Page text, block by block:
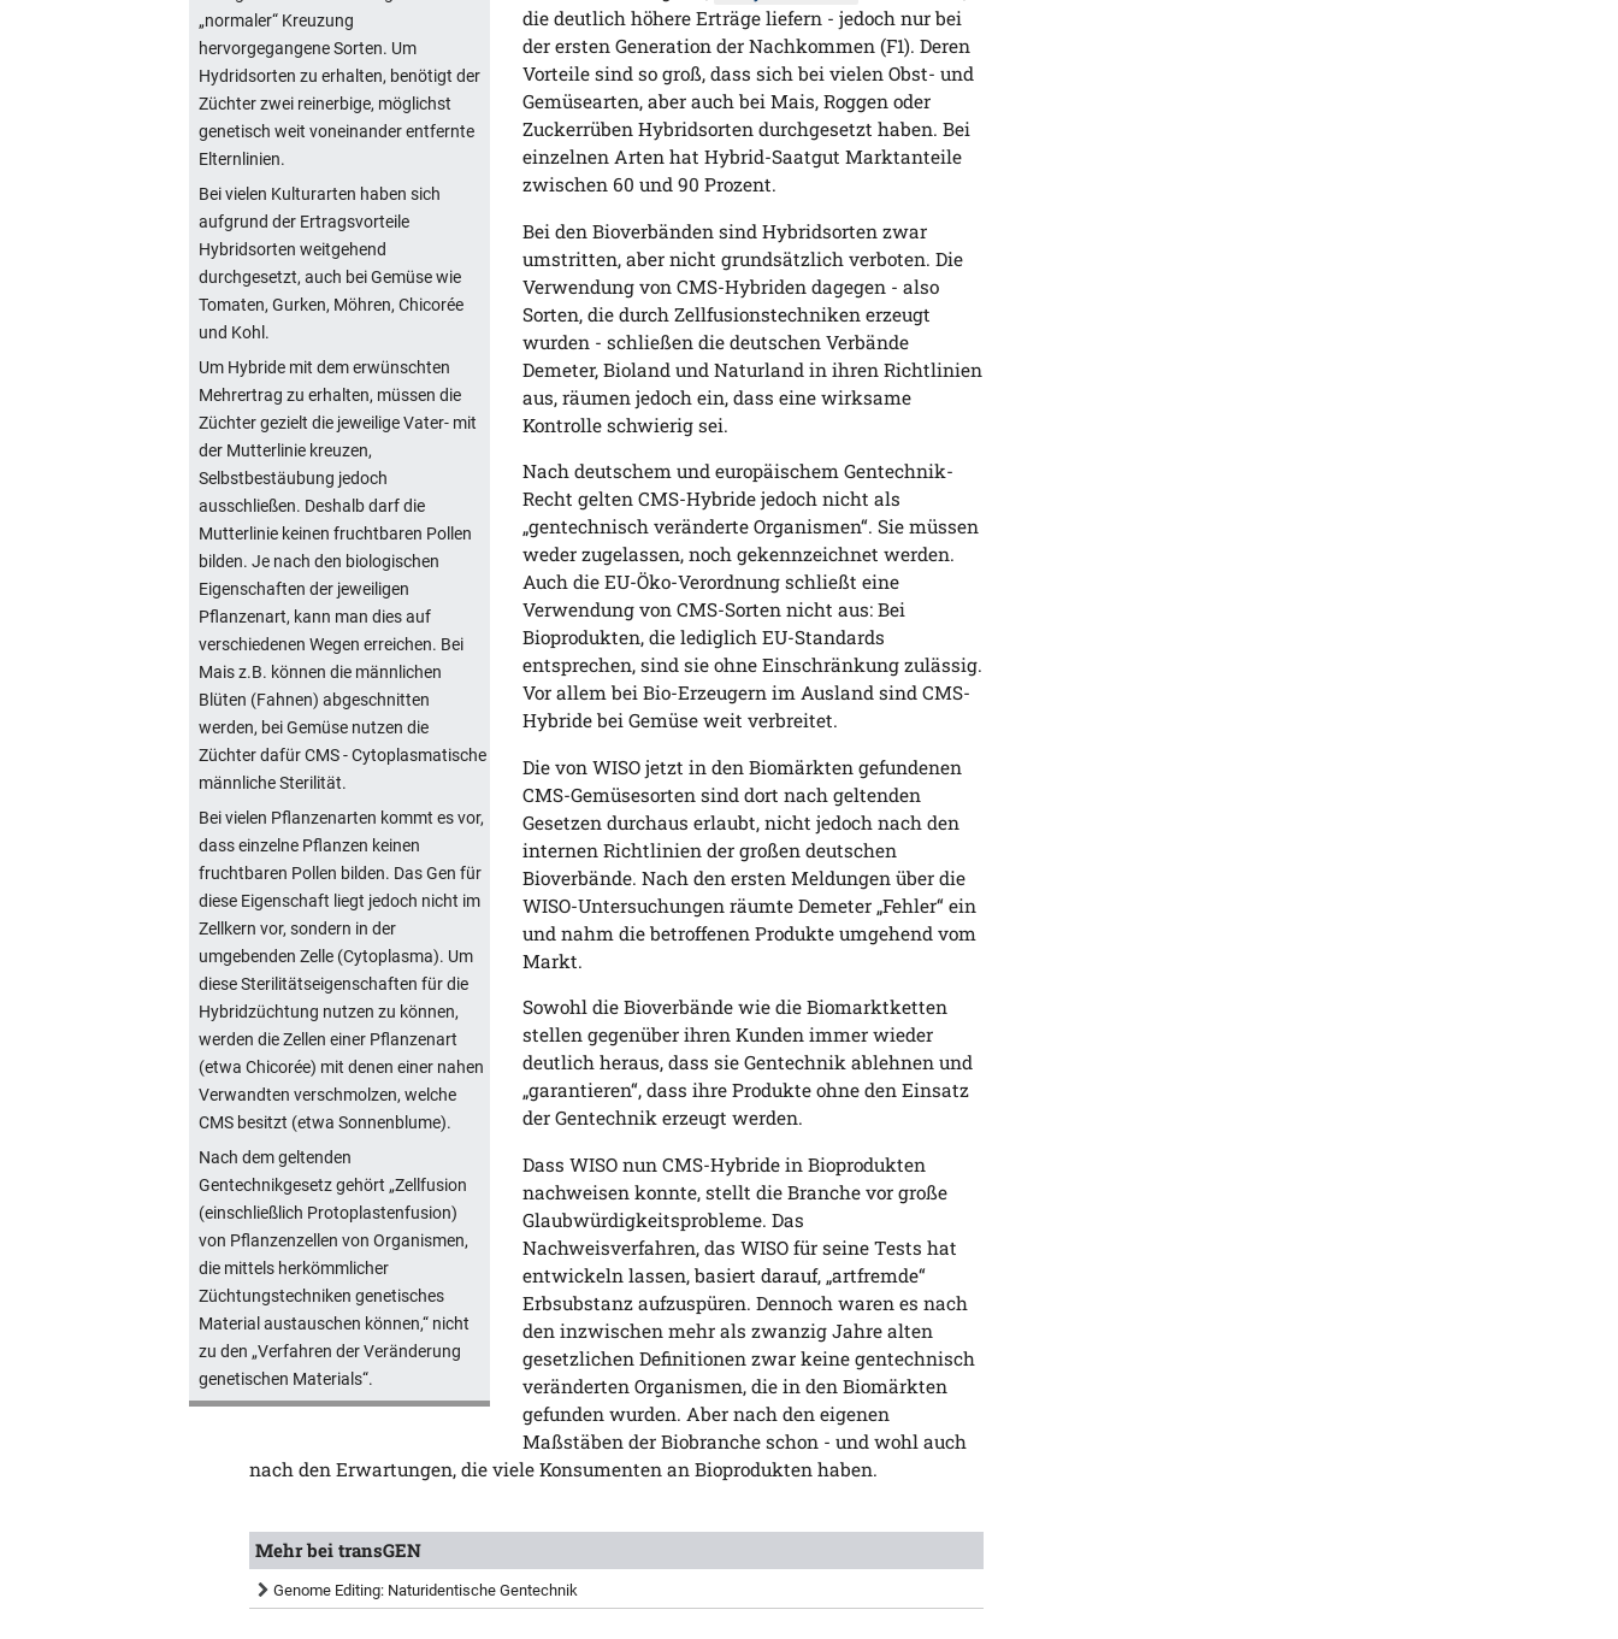
„normaler“ Kreuzung
hervorgegangene Sorten. Um
Hydridsorten zu erhalten, benötigt der
Züchter zwei reinerbige, möglichst
genetisch weit voneinander entfernte
Elternlinien.
Bei vielen Kulturarten haben sich
aufgrund der Ertragsvorteile
Hybridsorten weitgehend
durchgesetzt, auch bei Gemüse wie
Tomaten, Gurken, Möhren, Chicorée
und Kohl.
Um Hybride mit dem erwünschten
Mehrertrag zu erhalten, müssen die
Züchter gezielt die jeweilige Vater- mit
der Mutterlinie kreuzen,
Selbstbestäubung jedoch
ausschließen. Deshalb darf die
Mutterlinie keinen fruchtbaren Pollen
bilden. Je nach den biologischen
Eigenschaften der jeweiligen
Pflanzenart, kann man dies auf
verschiedenen Wegen erreichen. Bei
Mais z.B. können die männlichen
Blüten (Fahnen) abgeschnitten
werden, bei Gemüse nutzen die
Züchter dafür CMS - Cytoplasmatische
männliche Sterilität.
Bei vielen Pflanzenarten kommt es vor,
dass einzelne Pflanzen keinen
fruchtbaren Pollen bilden. Das Gen für
diese Eigenschaft liegt jedoch nicht im
Zellkern vor, sondern in der
umgebenden Zelle (Cytoplasma). Um
diese Sterilitätseigenschaften für die
Hybridzüchtung nutzen zu können,
werden die Zellen einer Pflanzenart
(etwa Chicorée) mit denen einer nahen
Verwandten verschmolzen, welche
CMS besitzt (etwa Sonnenblume).
Nach dem geltenden
Gentechnikgesetz gehört „Zellfusion
(einschließlich Protoplastenfusion)
von Pflanzenzellen von Organismen,
die mittels herkömmlicher
Züchtungstechniken genetisches
Material austauschen können,“ nicht
zu den „Verfahren der Veränderung
genetischen Materials“.
die deutlich höhere Erträge liefern - jedoch nur bei
der ersten Generation der Nachkommen (F1). Deren
Vorteile sind so groß, dass sich bei vielen Obst- und
Gemüsearten, aber auch bei Mais, Roggen oder
Zuckerrüben Hybridsorten durchgesetzt haben. Bei
einzelnen Arten hat Hybrid-Saatgut Marktanteile
zwischen 60 und 90 Prozent.
Bei den Bioverbänden sind Hybridsorten zwar
umstritten, aber nicht grundsätzlich verboten. Die
Verwendung von CMS-Hybriden dagegen - also
Sorten, die durch Zellfusionstechniken erzeugt
wurden - schließen die deutschen Verbände
Demeter, Bioland und Naturland in ihren Richtlinien
aus, räumen jedoch ein, dass eine wirksame
Kontrolle schwierig sei.
Nach deutschem und europäischem Gentechnik-
Recht gelten CMS-Hybride jedoch nicht als
„gentechnisch veränderte Organismen“. Sie müssen
weder zugelassen, noch gekennzeichnet werden.
Auch die EU-Öko-Verordnung schließt eine
Verwendung von CMS-Sorten nicht aus: Bei
Bioprodukten, die lediglich EU-Standards
entsprechen, sind sie ohne Einschränkung zulässig.
Vor allem bei Bio-Erzeugern im Ausland sind CMS-
Hybride bei Gemüse weit verbreitet.
Die von WISO jetzt in den Biomärkten gefundenen
CMS-Gemüsesorten sind dort nach geltenden
Gesetzen durchaus erlaubt, nicht jedoch nach den
internen Richtlinien der großen deutschen
Bioverbände. Nach den ersten Meldungen über die
WISO-Untersuchungen räumte Demeter „Fehler“ ein
und nahm die betroffenen Produkte umgehend vom
Markt.
Sowohl die Bioverbände wie die Biomarktketten
stellen gegenüber ihren Kunden immer wieder
deutlich heraus, dass sie Gentechnik ablehnen und
„garantieren“, dass ihre Produkte ohne den Einsatz
der Gentechnik erzeugt werden.
Dass WISO nun CMS-Hybride in Bioprodukten
nachweisen konnte, stellt die Branche vor große
Glaubwürdigkeitsprobleme. Das
Nachweisverfahren, das WISO für seine Tests hat
entwickeln lassen, basiert darauf, „artfremde“
Erbsubstanz aufzuspüren. Dennoch waren es nach
den inzwischen mehr als zwanzig Jahre alten
gesetzlichen Definitionen zwar keine gentechnisch
veränderten Organismen, die in den Biomärkten
gefunden wurden. Aber nach den eigenen
Maßstäben der Biobranche schon - und wohl auch
nach den Erwartungen, die viele Konsumenten an Bioprodukten haben.
Mehr bei transGEN
Genome Editing: Naturidentische Gentechnik